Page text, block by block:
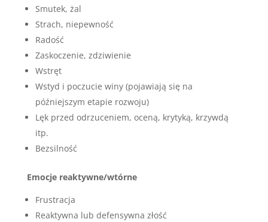
Smutek, żal
Strach, niepewność
Radość
Zaskoczenie, zdziwienie
Wstręt
Wstyd i poczucie winy (pojawiają się na
późniejszym etapie rozwoju)
Lęk przed odrzuceniem, oceną, krytyką, krzywdą
itp.
Bezsilność
Emocje reaktywne/wtórne
Frustracja
Reaktywna lub defensywna złość